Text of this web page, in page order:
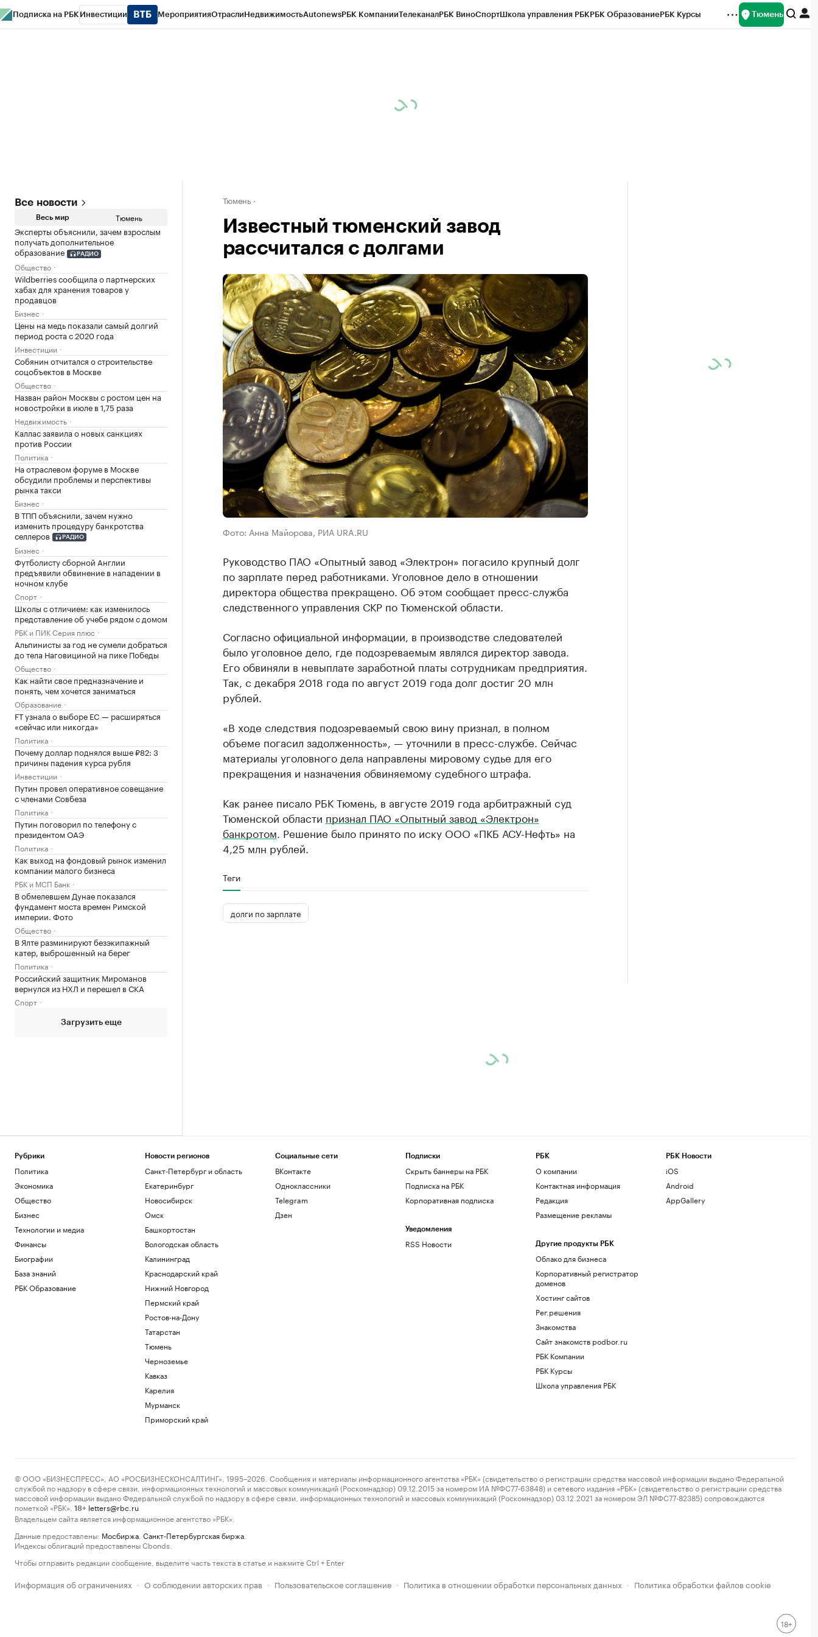
Подписка на РБК Инвестиции МероприятияОтраслиНедвижимостьAutonewsРБК КомпанииТелеканалРБК ВиноСпортШкола управления РБКРБК ОбразованиеРБК Курсы Тюмень
Все новости
Весь мир Тюмень
Эксперты объяснили, зачем взрослым
получать дополнительное
образование
РАДИО
Общество
Wildberries сообщила о партнерских
хабах для хранения товаров у
продавцов
Бизнес
Цены на медь показали самый долгий
период роста с 2020 года
Инвестиции
Собянин отчитался о строительстве
соцобъектов в Москве
Общество
Назван район Москвы с ростом цен на
новостройки в июле в 1,75 раза
Недвижимость
Каллас заявила о новых санкциях
против России
Политика
На отраслевом форуме в Москве
обсудили проблемы и перспективы
рынка такси
Бизнес
В ТПП объяснили, зачем нужно
изменить процедуру банкротства
селлеров
РАДИО
Бизнес
Футболисту сборной Англии
предъявили обвинение в нападении в
ночном клубе
Спорт
Школы с отличием: как изменилось
представление об учебе рядом с домом
РБК и ПИК Серия плюс
Альпинисты за год не сумели добраться
до тела Наговициной на пике Победы
Общество
Как найти свое предназначение и
понять, чем хочется заниматься
Образование
FT узнала о выборе ЕС — расширяться
«сейчас или никогда»
Политика
Почему доллар поднялся выше ₽82: 3
причины падения курса рубля
Инвестиции
Путин провел оперативное совещание
с членами Совбеза
Политика
Путин поговорил по телефону с
президентом ОАЭ
Политика
Как выход на фондовый рынок изменил
компании малого бизнеса
РБК и МСП Банк
В обмелевшем Дунае показался
фундамент моста времен Римской
империи. Фото
Общество
В Ялте разминируют безэкипажный
катер, выброшенный на берег
Политика
Российский защитник Мироманов
вернулся из НХЛ и перешел в СКА
Спорт
Загрузить еще
Тюмень
Известный тюменский завод
рассчитался с долгами
Фото: Анна Майорова, РИА URA.RU
Руководство ПАО «Опытный завод «Электрон» погасило крупный долг
по зарплате перед работниками. Уголовное дело в отношении
директора общества прекращено. Об этом сообщает пресс-служба
следственного управления СКР по Тюменской области.
Согласно официальной информации, в производстве следователей
было уголовное дело, где подозреваемым являлся директор завода.
Его обвиняли в невыплате заработной платы сотрудникам предприятия.
Так, с декабря 2018 года по август 2019 года долг достиг 20 млн
рублей.
«В ходе следствия подозреваемый свою вину признал, в полном
объеме погасил задолженность», — уточнили в пресс-службе. Сейчас
материалы уголовного дела направлены мировому судье для его
прекращения и назначения обвиняемому судебного штрафа.
Как ранее писало РБК Тюмень, в августе 2019 года арбитражный суд
Тюменской области признал ПАО «Опытный завод «Электрон»
банкротом . Решение было принято по иску ООО «ПКБ АСУ-Нефть» на
4,25 млн рублей.
Теги
долги по зарплате
Рубрики
Политика
Экономика
Общество
Бизнес
Технологии и медиа
Финансы
Биографии
База знаний
РБК Образование
Новости регионов
Санкт-Петербург и область
Екатеринбург
Новосибирск
Омск
Башкортостан
Вологодская область
Калининград
Краснодарский край
Нижний Новгород
Пермский край
Ростов-на-Дону
Татарстан
Тюмень
Черноземье
Кавказ
Карелия
Мурманск
Приморский край
Социальные сети
ВКонтакте
Одноклассники
Telegram
Дзен
Подписки
Скрыть баннеры на РБК
Подписка на РБК
Корпоративная подписка
Уведомления
RSS Новости
РБК
О компании
Контактная информация
Редакция
Размещение рекламы
Другие продукты РБК
Облако для бизнеса
Корпоративный регистратор
доменов
Хостинг сайтов
Рег.решения
Знакомства
Сайт знакомств podbor.ru
РБК Компании
РБК Курсы
Школа управления РБК
РБК Новости
iOS
Android
AppGallery
© ООО «БИЗНЕСПРЕСС», АО «РОСБИЗНЕСКОНСАЛТИНГ», 1995–2026. Сообщения и материалы информационного агентства «РБК» (свидетельство о регистрации средства массовой информации выдано Федеральной
службой по надзору в сфере связи, информационных технологий и массовых коммуникаций (Роскомнадзор) 09.12.2015 за номером ИА №ФС77-63848) и сетевого издания «РБК» (свидетельство о регистрации средства
массовой информации выдано Федеральной службой по надзору в сфере связи, информационных технологий и массовых коммуникаций (Роскомнадзор) 03.12.2021 за номером ЭЛ №ФС77-82385) сопровождаются
пометкой «РБК».
18+ letters@rbc.ru
Владельцем сайта является информационное агентство «РБК».
Данные предоставлены: Мосбиржа Санкт-Петербургская биржа
Индексы облигаций предоставлены Cbonds.
Чтобы отправить редакции сообщение, выделите часть текста в статье и нажмите Ctrl + Enter
Информация об ограничениях · О соблюдении авторских прав · Пользовательское соглашение · Политика в отношении обработки персональных данных · Политика обработки файлов cookie
18+